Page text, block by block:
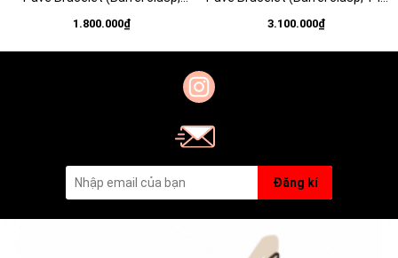
925, khoá trụ, dáng bi tròn -
JEWELRY
1.800.000₫
trụ, dáng bi tròn, mạ vàng hồng
14K - JEWELRY
3.100.000₫
Đăng kí